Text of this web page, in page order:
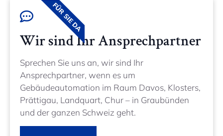
Wir sind Ihr Ansprechpartner
Sprechen Sie uns an, wir sind Ihr
Ansprechpartner, wenn es um
Gebäudeautomation im Raum Davos, Klosters,
Prättigau, Landquart, Chur – in Graubünden
und der ganzen Schweiz geht.
FÜR SIE DA